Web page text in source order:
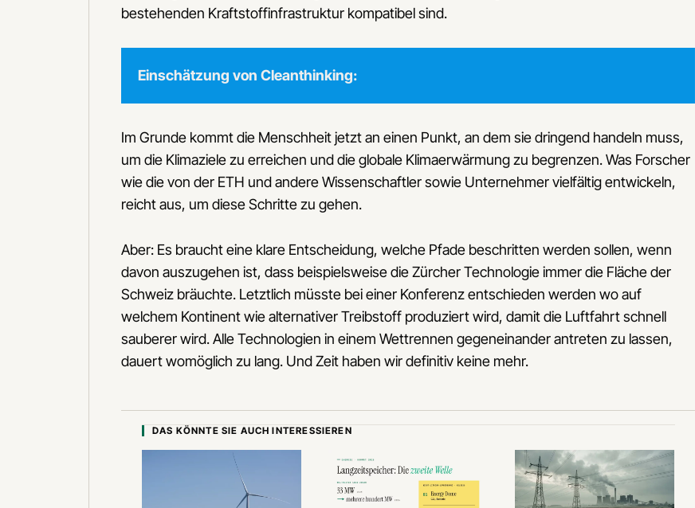
bestehenden Kraftstoffinfrastruktur kompatibel sind.
Einschätzung von Cleanthinking:
Im Grunde kommt die Menschheit jetzt an einen Punkt, an dem sie dringend handeln muss,
um die Klimaziele zu erreichen und die globale Klimaerwärmung zu begrenzen. Was Forscher
wie die von der ETH und andere Wissenschaftler sowie Unternehmer vielfältig entwickeln,
reicht aus, um diese Schritte zu gehen.
Aber: Es braucht eine klare Entscheidung, welche Pfade beschritten werden sollen, wenn
davon auszugehen ist, dass beispielsweise die Zürcher Technologie immer die Fläche der
Schweiz bräuchte. Letztlich müsste bei einer Konferenz entschieden werden wo auf
welchem Kontinent wie alternativer Treibstoff produziert wird, damit die Luftfahrt schnell
sauberer wird. Alle Technologien in einem Wettrennen gegeneinander antreten zu lassen,
dauert womöglich zu lang. Und Zeit haben wir definitiv keine mehr.
DAS KÖNNTE SIE AUCH INTERESSIEREN